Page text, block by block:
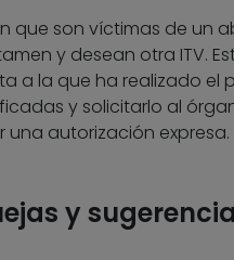
que son víctimas de un
y desean otra ITV.
a la que ha realizado el
y solicitarlo al
autorización expresa.
y